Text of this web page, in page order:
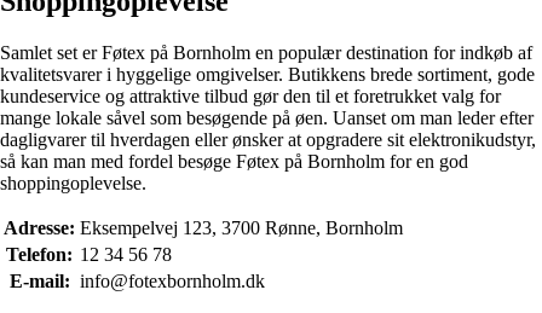
Samlet set er Føtex på Bornholm en populær destination for indkøb af
kvalitetsvarer i hyggelige omgivelser. Butikkens brede sortiment, gode
kundeservice og attraktive tilbud gør den til et foretrukket valg for
mange lokale såvel som besøgende på øen. Uanset om man leder efter
dagligvarer til hverdagen eller ønsker at opgradere sit elektronikudstyr,
så kan man med fordel besøge Føtex på Bornholm for en god
shoppingoplevelse.
Adresse: Eksempelvej 123, 3700 Rønne, Bornholm
Telefon: 12 34 56 78
E-mail: info@fotexbornholm.dk